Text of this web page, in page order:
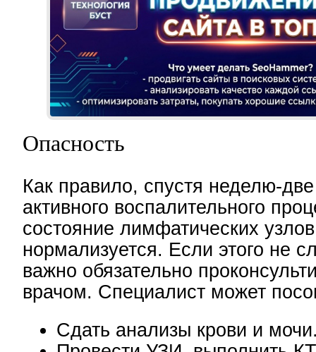
Опасность
Как правило, спустя неделю-
активного воспалительного
состояние лимфатических
нормализуется. Если этого не
важно обязательно
врачом. Специалист может
Сдать анализы крови и